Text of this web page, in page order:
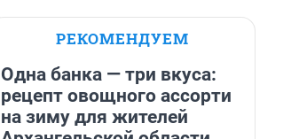
РЕКОМЕНДУЕМ
Одна банка — три вкуса:
рецепт овощного ассорти
на зиму для жителей